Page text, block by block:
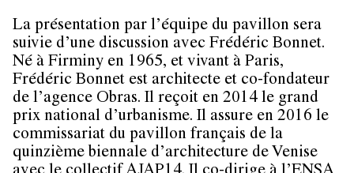
La présentation par l’équipe du pavillon sera
suivie d’une discussion avec Frédéric Bonnet.
Né à Firminy en 1965, et vivant à Paris,
Frédéric Bonnet est architecte et co-fondateur
de l’agence Obras. Il reçoit en 2014 le grand
prix national d’urbanisme. Il assure en 2016 le
commissariat du pavillon français de la
quinzième biennale d’architecture de Venise